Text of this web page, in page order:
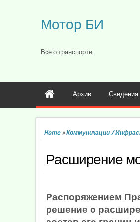
Мотор БИ
Все о транспорте
Архив Сведения
Home»Коммуникации /
Расширение
Распоряжением
решение о